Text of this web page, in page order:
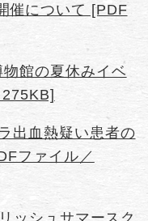
催について [PDF
館の夏休みイベ
出血熱疑い患者の
ファイル／
ッシュサマースク